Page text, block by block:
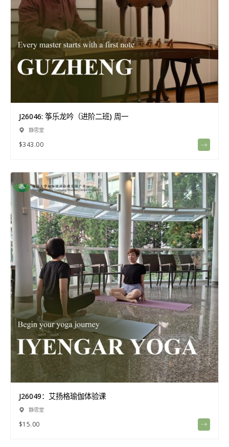
J26046: 筝乐龙吟（进阶二班) 周一
静思堂
$343.00
J26049：艾扬格瑜伽体验课
静思堂
$15.00